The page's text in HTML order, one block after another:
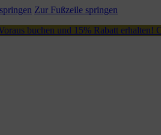
Zur Fußzeile springen
buchen und 15% Rabatt